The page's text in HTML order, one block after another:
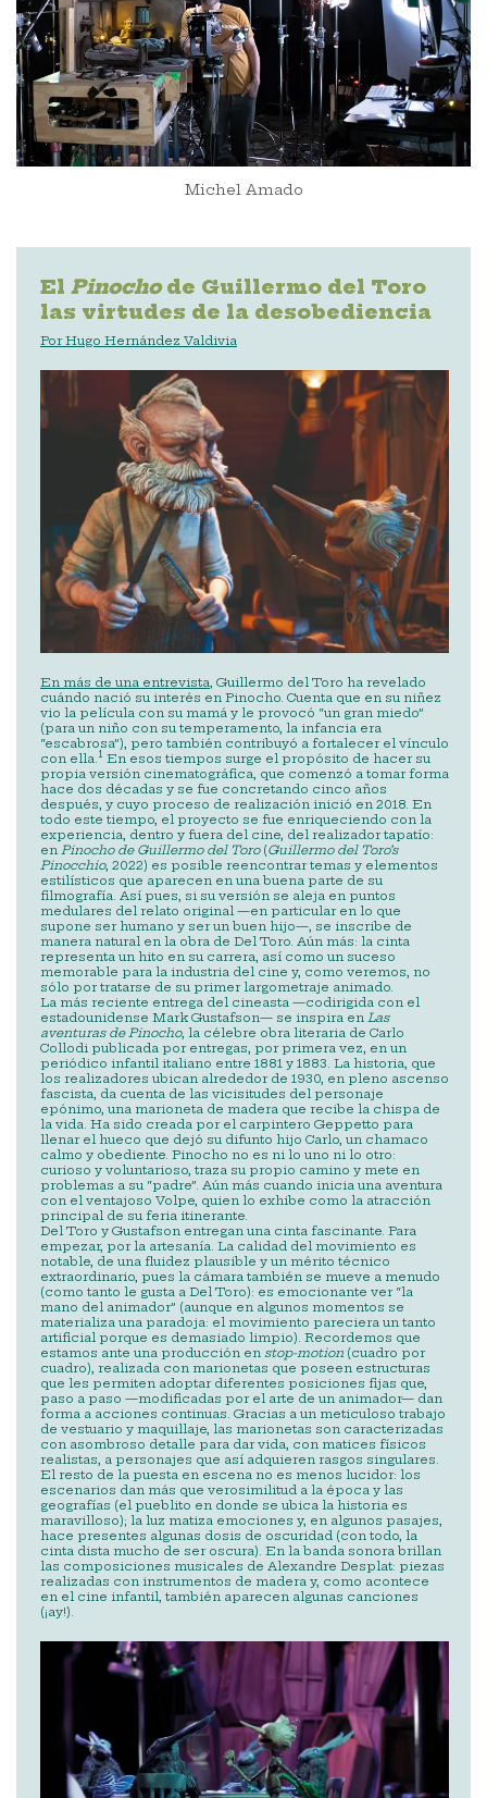
Michel Amado
El Pinochode Guillermo del Toro
las virtudes de la desobediencia
Por Hugo Hernández Valdivia
En más de una entrevista, Guillermo del Toro ha revelado
cuándo nació su interés en Pinocho. Cuenta que en su niñez
vio la película con su mamá y le provocó “un gran miedo”
(para un niño con su temperamento, la infancia era
“escabrosa”), pero también contribuyó a fortalecer el vínculo
con ella. 1 En esos tiempos surge el propósito de hacer su
propia versión cinematográfica, que comenzó a tomar forma
hace dos décadas y se fue concretando cinco años
después, y cuyo proceso de realización inició en 2018. En
todo este tiempo, el proyecto se fue enriqueciendo con la
experiencia, dentro y fuera del cine, del realizador tapatío:
en Pinocho de Guillermo del Toro(Guillermo del Toro’s
Pinocchio, 2022) es posible reencontrar temas y elementos
estilísticos que aparecen en una buena parte de su
filmografía. Así pues, si su versión se aleja en puntos
medulares del relato original —en particular en lo que
supone ser humano y ser un buen hijo—, se inscribe de
manera natural en la obra de Del Toro. Aún más: la cinta
representa un hito en su carrera, así como un suceso
memorable para la industria del cine y, como veremos, no
sólo por tratarse de su primer largometraje animado.
La más reciente entrega del cineasta —codirigida con el
estadounidense Mark Gustafson— se inspira en Las
aventuras de Pinocho, la célebre obra literaria de Carlo
Collodi publicada por entregas, por primera vez, en un
periódico infantil italiano entre 1881 y 1883. La historia, que
los realizadores ubican alrededor de 1930, en pleno ascenso
fascista, da cuenta de las vicisitudes del personaje
epónimo, una marioneta de madera que recibe la chispa de
la vida. Ha sido creada por el carpintero Geppetto para
llenar el hueco que dejó su difunto hijo Carlo, un chamaco
calmo y obediente. Pinocho no es ni lo uno ni lo otro:
curioso y voluntarioso, traza su propio camino y mete en
problemas a su “padre”. Aún más cuando inicia una aventura
con el ventajoso Volpe, quien lo exhibe como la atracción
principal de su feria itinerante.
Del Toro y Gustafson entregan una cinta fascinante. Para
empezar, por la artesanía. La calidad del movimiento es
notable, de una fluidez plausible y un mérito técnico
extraordinario, pues la cámara también se mueve a menudo
(como tanto le gusta a Del Toro): es emocionante ver “la
mano del animador” (aunque en algunos momentos se
materializa una paradoja: el movimiento pareciera un tanto
artificial porque es demasiado limpio). Recordemos que
estamos ante una producción en stop-motion (cuadro por
cuadro), realizada con marionetas que poseen estructuras
que les permiten adoptar diferentes posiciones fijas que,
paso a paso —modificadas por el arte de un animador— dan
forma a acciones continuas. Gracias a un meticuloso trabajo
de vestuario y maquillaje, las marionetas son caracterizadas
con asombroso detalle para dar vida, con matices físicos
realistas, a personajes que así adquieren rasgos singulares.
El resto de la puesta en escena no es menos lucidor: los
escenarios dan más que verosimilitud a la época y las
geografías (el pueblito en donde se ubica la historia es
maravilloso); la luz matiza emociones y, en algunos pasajes,
hace presentes algunas dosis de oscuridad (con todo, la
cinta dista mucho de ser oscura). En la banda sonora brillan
las composiciones musicales de Alexandre Desplat: piezas
realizadas con instrumentos de madera y, como acontece
en el cine infantil, también aparecen algunas canciones
(¡ay!).